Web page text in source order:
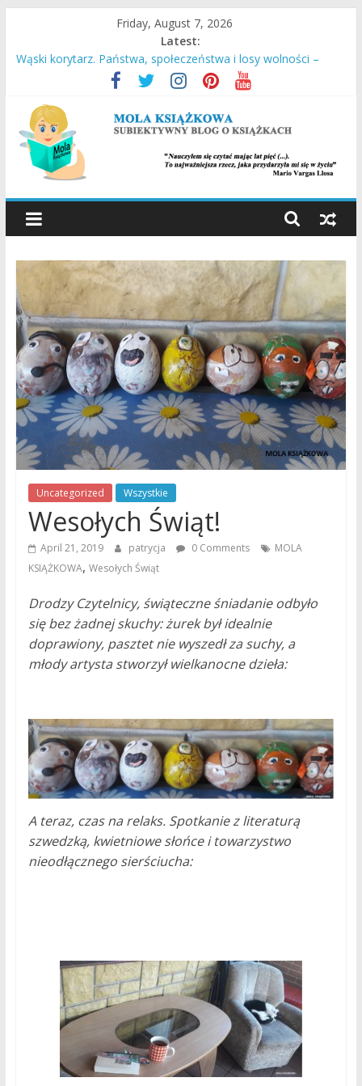
content
Friday, August 7, 2026
Latest:
Wąski korytarz. Państwa, społeczeństwa i losy wolności –
Daron Acemoglu, James A. Robinson
Stara Słaboniowa i spiekładuchy – Joanna Łańcucka
Ucieczka z Sobiboru – Thomas Toivi Blatt
Empuzjon – Olga Tokarczuk
Miasto w chmurach – Antony Doerr
MOLA
KSIĄŻKOWA
SUBIEKTYWNY
BLOG
O
KSIĄŻKACH
Uncategorized Wszystkie
Wesołych Świąt!
April 21, 2019 patrycja 0 Comments
MOLA
KSIĄŻKOWA, Wesołych Świąt
Drodzy Czytelnicy, świąteczne śniadanie odbyło
się bez żadnej skuchy: żurek był idealnie
doprawiony, pasztet nie wyszedł za suchy, a
młody artysta stworzył wielkanocne dzieła:
A teraz, czas na relaks. Spotkanie z literaturą
szwedzką, kwietniowe słońce i towarzystwo
nieodłącznego sierściucha: